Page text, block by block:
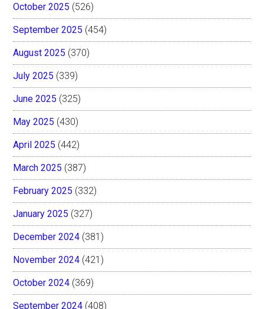
October 2025 (526)
September 2025 (454)
August 2025 (370)
July 2025 (339)
June 2025 (325)
May 2025 (430)
April 2025 (442)
March 2025 (387)
February 2025 (332)
January 2025 (327)
December 2024 (381)
November 2024 (421)
October 2024 (369)
September 2024 (408)